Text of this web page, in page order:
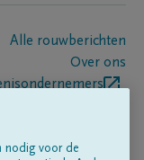
Alle rouwberichten
Over ons
nodig voor de